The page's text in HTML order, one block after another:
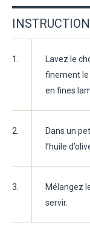
1.
Lavez le
finement le
en fines
2.
Dans un
l’huile
3.
Mélangez
servir.